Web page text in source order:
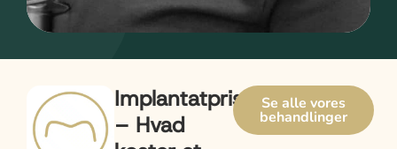
Implantatpriser
– Hvad
Se alle vores
behandlinger